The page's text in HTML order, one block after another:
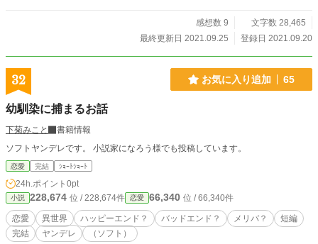
感想数 9
文字数 28,465
最終更新日 2021.09.25
登録日 2021.09.20
32 お気に入り追加 65
幼馴染に捕まるお話
下菊みこと
書籍情報
ソフトヤンデレです。 小説家になろう様でも投稿しています。
恋愛 完結 ｼｮｰﾄｼｮｰﾄ
24h.ポイント 0pt
小説 228,674 位 / 228,674件 恋愛 66,340 位 / 66,340件
恋愛 異世界 ハッピーエンド？ バッドエンド？ メリバ？
短編
完結
ヤンデレ （ソフト）